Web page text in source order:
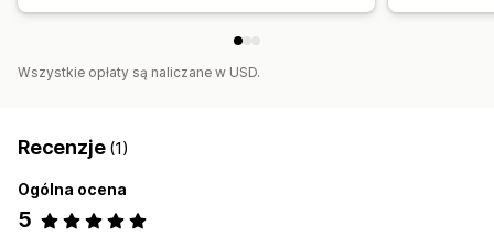
Wszystkie opłaty są naliczane w USD.
Recenzje (1)
Ogólna ocena
5